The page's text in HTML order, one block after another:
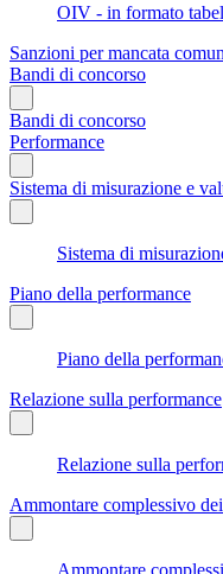
OIV - in formato
Sanzioni per mancata
Bandi di concorso
Bandi di concorso
Performance
Sistema di misurazione e
Sistema di
Piano della performance
Piano della
Relazione sulla performance
Relazione sulla
Ammontare complessivo
Ammontare